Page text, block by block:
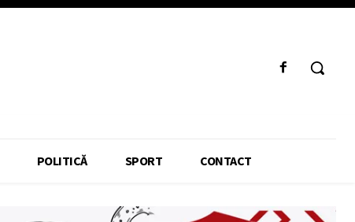
POLITICĂ SPORT CONTACT